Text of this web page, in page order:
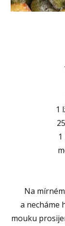
1
Na
a necháme
mouku